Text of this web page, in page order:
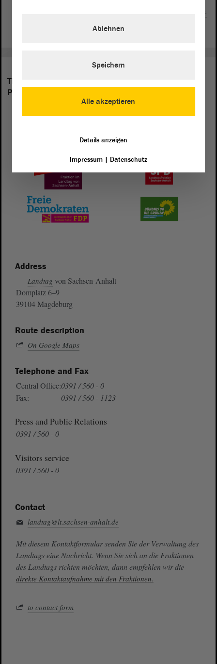
Clear fields.
The following groups are represented in the
Parliament of Saxony-Anhalt:
Address
Landtag von Sachsen-Anhalt
Domplatz 6–9
39104 Magdeburg
Route description
On Google Maps
Telephone and Fax
Central Office:0391 / 560 - 0
Fax:
0391 / 560 - 1123
Press and Public Relations
0391 / 560 - 0
Visitors service
0391 / 560 - 0
Contact
landtag@lt.sachsen-anhalt.de
Mit diesem Kontaktformular senden Sie der Verwaltung des
Landtags eine Nachricht. Wenn Sie sich an die Fraktionen
des Landtags richten möchten, dann empfehlen wir die
direkte Kontaktaufnahme mit den Fraktionen.
to contact form
Alle akzeptieren
Ablehnen
Speichern
Details anzeigen
Impressum| Datenschutz